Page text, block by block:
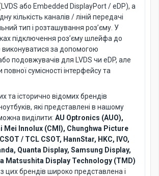
або Embedded DisplayPort / eDP), а
кількість каналів / ліній передачі
тип і розташування роз’єму. У
підключення роз’єму шлейфа до
за допомогою
подовжувачів для LVDS чи eDP, але
сумісності інтерфейсу та
та історично відомих брендів
які представлені в нашому
виділити: AU Optronics (AUO),
Mei Innolux (CMI), Chunghwa Picture
/ TCL CSOT, HannStar, HKC, IVO,
Quanta Display, Samsung Display,
Matsushita Display Technology (TMD)
цих брендів широко представлена і